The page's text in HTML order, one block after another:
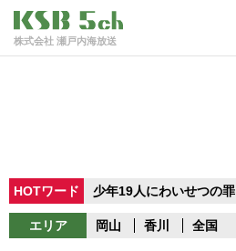
株式会社 瀬戸内海放送
HOTワード 少年19人にわいせつの罪
エリア 岡山 香川 全国